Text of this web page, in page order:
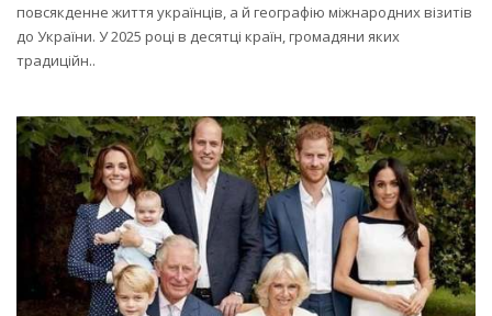
повсякденне життя українців, а й географію міжнародних візитів
до України. У 2025 році в десятці країн, громадяни яких
традиційн..